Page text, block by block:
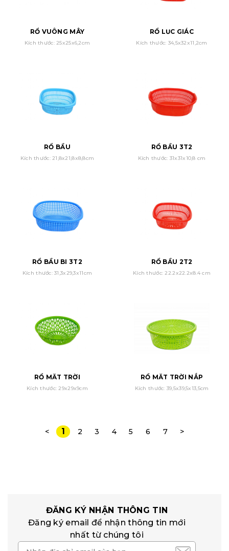
RỔ VUÔNG MÂY
Kích thước: 25x25x6,2cm
RỔ LỤC GIÁC
Kích thước: 34,5x32x11,2cm
RỔ BẦU
Kích thước: 21,8x21,8x8,8cm
RỔ BẦU 3T2
Kích thước: 31x31x10,8 cm
RỔ BẦU BI 3T2
Kích thước: 31,3x29,3x11cm
RỔ BẦU 2T2
Kích thước: 22.2x22.2x8.4 cm
RỔ MẶT TRỜI
Kích thước: 29x29x9cm
RỔ MẶT TRỜI NẮP
Kích thước: 39,5x39,5x13,5cm
< 1 2 3 4 5 6 7 >
ĐĂNG KÝ NHẬN THÔNG TIN
Đăng ký email để nhận thông tin mới
nhất từ chúng tôi